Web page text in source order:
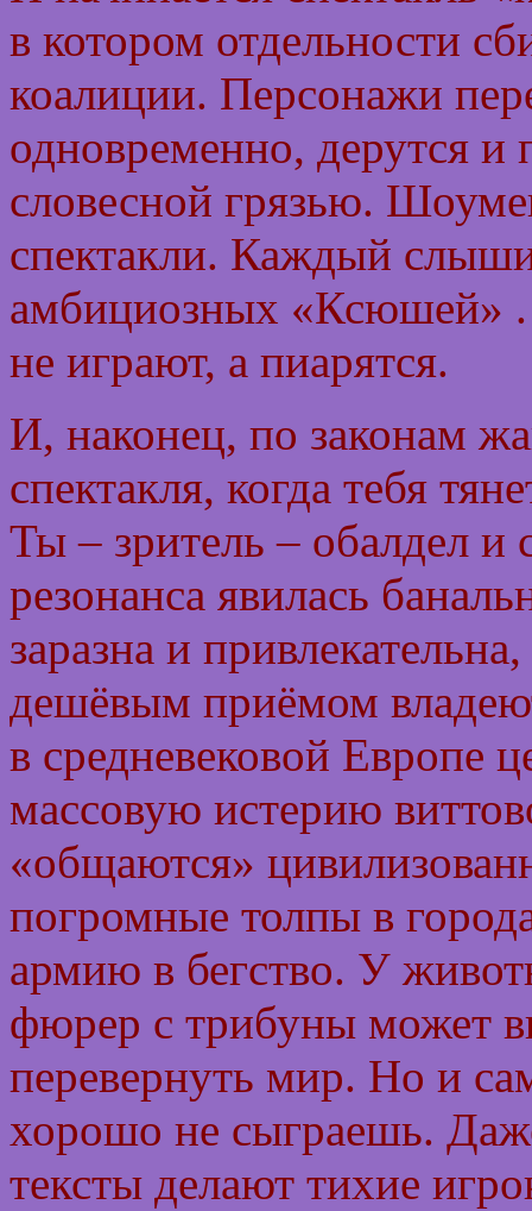
в котором отдельности
коалиции. Персонажи
одновременно, дерутся и
словесной грязью.
спектакли. Каждый
амбициозных «Ксюшей» .
не играют, а пиарятся.
И, наконец, по законам
спектакля, когда тебя
Ты – зритель – обалдел и
резонанса явилась
заразна и
дешёвым приёмом
в средневековой Европе
массовую истерию
«общаются»
погромные толпы в
армию в бегство. У
фюрер с трибуны может
перевернуть мир. Но и
хорошо не сыграешь.
тексты делают тихие